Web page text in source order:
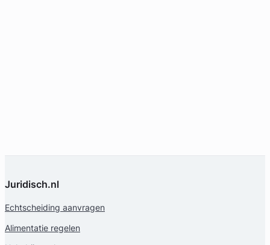
Juridisch.nl
Echtscheiding aanvragen
Alimentatie regelen